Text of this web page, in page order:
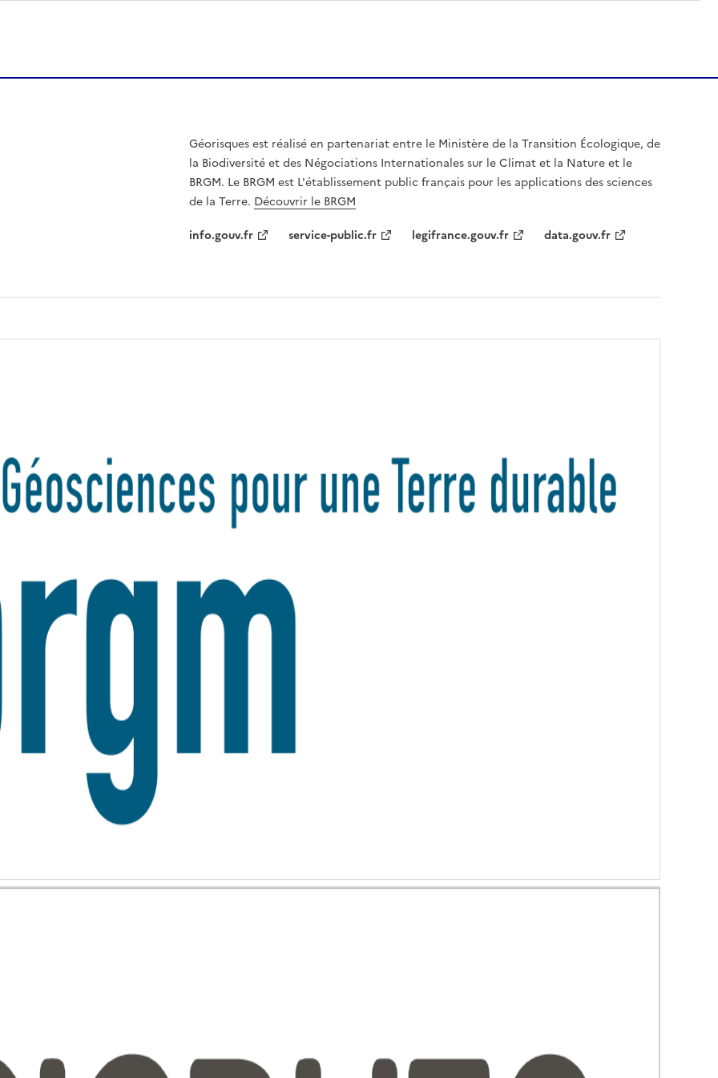
Géorisques est réalisé en partenariat entre le Ministère de la Transition Écologique, de
la Biodiversité et des Négociations Internationales sur le Climat et la Nature et le
BRGM. Le BRGM est L'établissement public français pour les applications des sciences
de la Terre. Découvrir le BRGM
info.gouv.fr
service-public.fr legifrance.gouv.fr data.gouv.fr